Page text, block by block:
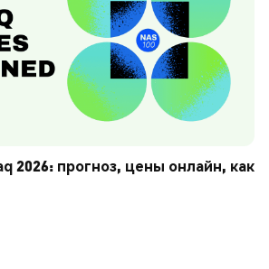
2026: прогноз, цены онлайн, как